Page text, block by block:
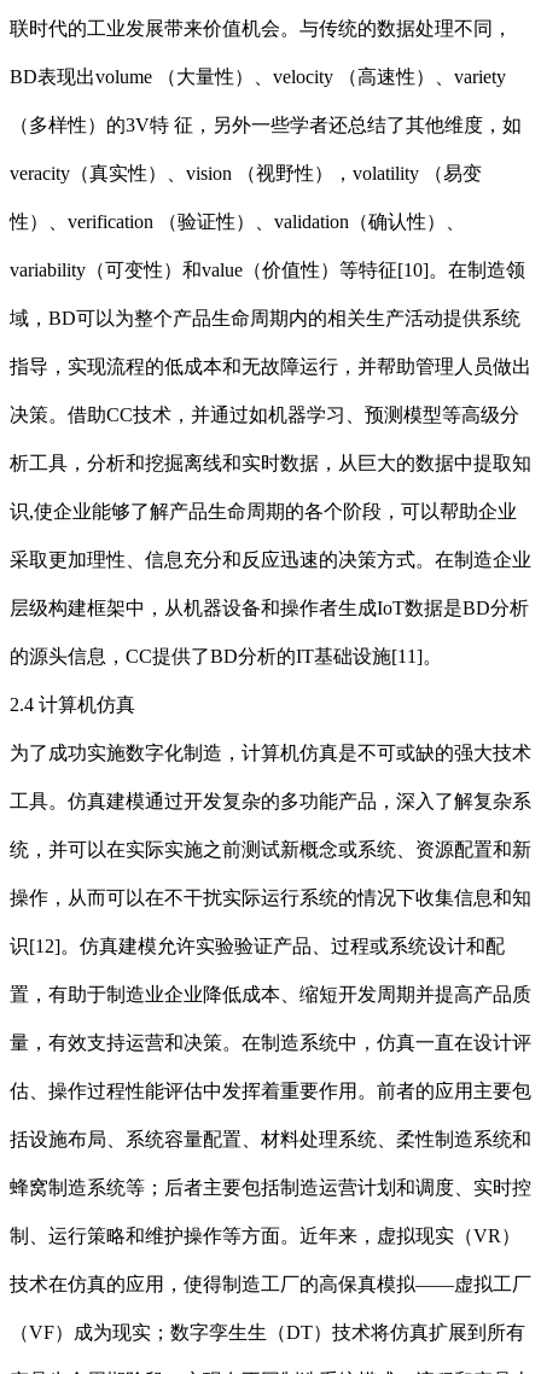
联时代的工业发展带来价值机会。与传统的数据处理不同，
BD表现出volume （大量性）、velocity （高速性）、variety
（多样性）的3V特 征，另外一些学者还总结了其他维度，如
veracity（真实性）、vision （视野性），volatility （易变
性）、verification （验证性）、validation（确认性）、
variability（可变性）和value（价值性）等特征[10]。在制造领
域，BD可以为整个产品生命周期内的相关生产活动提供系统
指导，实现流程的低成本和无故障运行，并帮助管理人员做出
决策。借助CC技术，并通过如机器学习、预测模型等高级分
析工具，分析和挖掘离线和实时数据，从巨大的数据中提取知
识,使企业能够了解产品生命周期的各个阶段，可以帮助企业
采取更加理性、信息充分和反应迅速的决策方式。在制造企业
层级构建框架中，从机器设备和操作者生成IoT数据是BD分析
的源头信息，CC提供了BD分析的IT基础设施[11]。
2.4 计算机仿真
为了成功实施数字化制造，计算机仿真是不可或缺的强大技术
工具。仿真建模通过开发复杂的多功能产品，深入了解复杂系
统，并可以在实际实施之前测试新概念或系统、资源配置和新
操作，从而可以在不干扰实际运行系统的情况下收集信息和知
识[12]。仿真建模允许实验验证产品、过程或系统设计和配
置，有助于制造业企业降低成本、缩短开发周期并提高产品质
量，有效支持运营和决策。在制造系统中，仿真一直在设计评
估、操作过程性能评估中发挥着重要作用。前者的应用主要包
括设施布局、系统容量配置、材料处理系统、柔性制造系统和
蜂窝制造系统等；后者主要包括制造运营计划和调度、实时控
制、运行策略和维护操作等方面。近年来，虚拟现实（VR）
技术在仿真的应用，使得制造工厂的高保真模拟——虚拟工厂
（VF）成为现实；数字孪生生（DT）技术将仿真扩展到所有